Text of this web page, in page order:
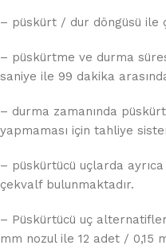
– püskürt / dur döngüsü ile
– püskürtme ve durma
saniye ile 99 dakika
– durma zamanında
yapmaması için tahliye
– püskürtücü uçlarda
çekvalf bulunmaktadır.
– Püskürtücü uç
mm nozul ile 12 adet / 0,15